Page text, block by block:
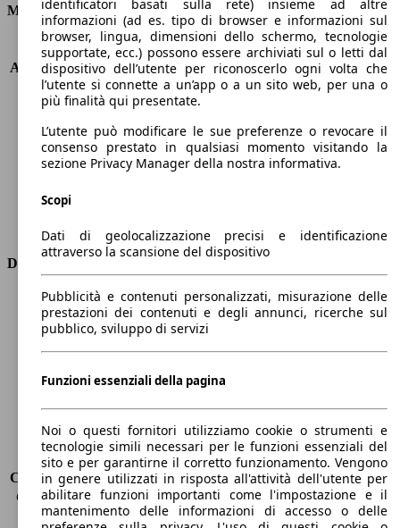
Motore e Prestazioni
KW (PS)
103 kW (140 PS)
Accelerazione (0-100 km/h)
10.4s
Velocità massima (km/h)
196 km/h
Numero di marce
7
Coppia
240 nm
Cilindrata
1332 ccm
Carburante
Benzina
Trasmissione
Dimensioni
Lunghezza
4410 mm
Altezza
1650 mm
Larghezza
Peso massimo
-
Sedili
5
Carico sul tetto
-
Capacità di traino (senza freni) -
Capacità di traino (con freni)
-
Volume del bagagliaio
572 - 2618 l
identificatori basati sulla rete) insieme ad altre
informazioni (ad es. tipo di browser e informazioni sul
browser, lingua, dimensioni dello schermo, tecnologie
supportate, ecc.) possono essere archiviati sul o letti dal
dispositivo dell’utente per riconoscerlo ogni volta che
l’utente si connette a un’app o a un sito web, per una o
più finalità qui presentate.
L’utente può modificare le sue preferenze o revocare il
consenso prestato in qualsiasi momento visitando la
sezione Privacy Manager della nostra informativa.
Scopi
Dati di geolocalizzazione precisi e identificazione
attraverso la scansione del dispositivo
Pubblicità e contenuti personalizzati, misurazione delle
prestazioni dei contenuti e degli annunci, ricerche sul
pubblico, sviluppo di servizi
Funzioni essenziali della pagina
Noi o questi fornitori utilizziamo cookie o strumenti e
tecnologie simili necessari per le funzioni essenziali del
sito e per garantirne il corretto funzionamento. Vengono
in genere utilizzati in risposta all'attività dell'utente per
abilitare funzioni importanti come l'impostazione e il
mantenimento delle informazioni di accesso o delle